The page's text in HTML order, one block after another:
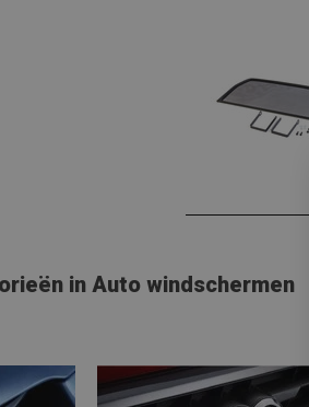
in Auto windschermen